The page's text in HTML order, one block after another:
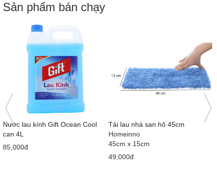
Sản phẩm bán chạy
Nước lau kính Gift Ocean Cool
can 4L
85,000đ
Tải lau nhà san hô 45cm
Homeinno
45cm x 15cm
49,000đ